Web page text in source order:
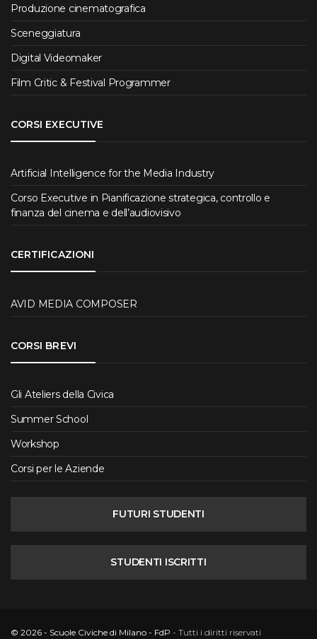
Produzione cinematografica
Sceneggiatura
Digital Videomaker
Film Critic & Festival Programmer
CORSI EXECUTIVE
Artificial Intelligence for the Media Industry
Corso Executive in Pianificazione strategica, controllo e
finanza del cinema e dell’audiovisivo
CERTIFICAZIONI
AVID MEDIA COMPOSER
CORSI BREVI
Gli Ateliers della Civica
Summer School
Workshop
Corsi per le Aziende
FUTURI STUDENTI
STUDENTI ISCRITTI
© 2026 - Scuole Civiche di Milano - FdP - Tutti i diritti riservati